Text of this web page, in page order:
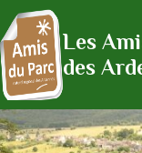
Les
des